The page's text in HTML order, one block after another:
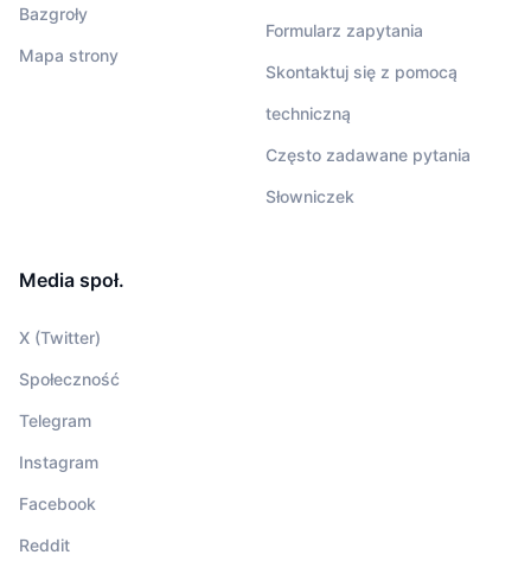
Bazgroły
Mapa strony
Formularz zapytania
Skontaktuj się z pomocą
techniczną
Często zadawane pytania
Słowniczek
Media społ.
X (Twitter)
Społeczność
Telegram
Instagram
Facebook
Reddit